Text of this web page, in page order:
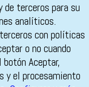
terceros para su
analíticos.
con políticas
o no cuando
Aceptar,
y el procesamiento